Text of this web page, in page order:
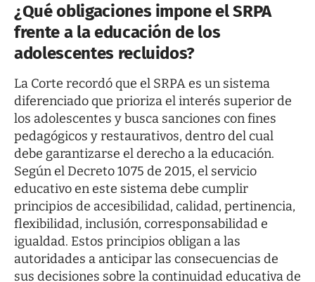
¿Qué obligaciones impone el SRPA
frente a la educación de los
adolescentes recluidos?
La Corte recordó que el SRPA es un sistema
diferenciado que prioriza el interés superior de
los adolescentes y busca sanciones con fines
pedagógicos y restaurativos, dentro del cual
debe garantizarse el derecho a la educación.
Según el Decreto 1075 de 2015, el servicio
educativo en este sistema debe cumplir
principios de accesibilidad, calidad, pertinencia,
flexibilidad, inclusión, corresponsabilidad e
igualdad. Estos principios obligan a las
autoridades a anticipar las consecuencias de
sus decisiones sobre la continuidad educativa de